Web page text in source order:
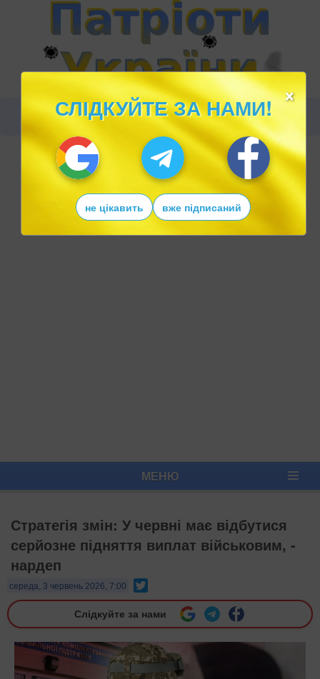
МЕНЮ
Стратегія змін: У червні має відбутися
серйозне підняття виплат військовим, -
нардеп
середа, 3 червень 2026, 7:00
Слідкуйте за нами
×
СЛІДКУЙТЕ ЗА НАМИ!
не цікавить вже підписаний